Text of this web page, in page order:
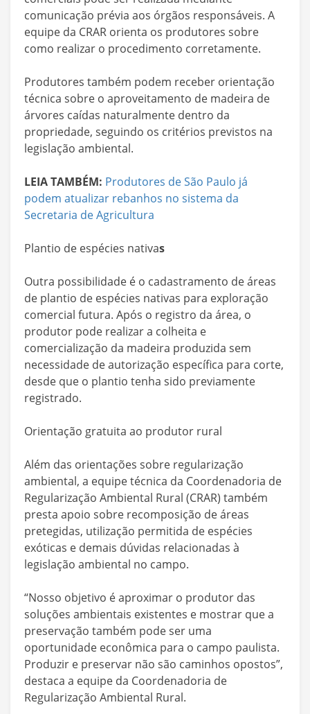
comunicação prévia aos órgãos responsáveis. A
equipe da CRAR orienta os produtores sobre
como realizar o procedimento corretamente.
Produtores também podem receber orientação
técnica sobre o aproveitamento de madeira de
árvores caídas naturalmente dentro da
propriedade, seguindo os critérios previstos na
legislação ambiental.
LEIA TAMBÉM: Produtores de São Paulo já
podem atualizar rebanhos no sistema da
Secretaria de Agricultura
Plantio de espécies nativas
Outra possibilidade é o cadastramento de áreas
de plantio de espécies nativas para exploração
comercial futura. Após o registro da área, o
produtor pode realizar a colheita e
comercialização da madeira produzida sem
necessidade de autorização específica para corte,
desde que o plantio tenha sido previamente
registrado.
Orientação gratuita ao produtor rural
Além das orientações sobre regularização
ambiental, a equipe técnica da Coordenadoria de
Regularização Ambiental Rural (CRAR) também
presta apoio sobre recomposição de áreas
pretegidas, utilização permitida de espécies
exóticas e demais dúvidas relacionadas à
legislação ambiental no campo.
“Nosso objetivo é aproximar o produtor das
soluções ambientais existentes e mostrar que a
preservação também pode ser uma
oportunidade econômica para o campo paulista.
Produzir e preservar não são caminhos opostos”,
destaca a equipe da Coordenadoria de
Regularização Ambiental Rural.